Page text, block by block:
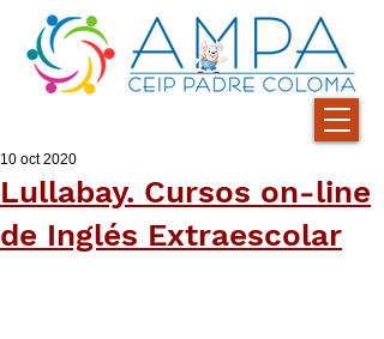
Lullabay. Cursos on-line
de Inglés Extraescolar
10 oct 2020